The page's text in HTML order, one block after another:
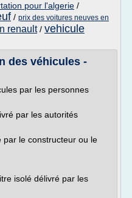
pour l'algerie /
/ prix des voitures neuves en
renault/ vehicule
des véhicules -
par les personnes
par les autorités
par le constructeur ou le
isolé délivré par les